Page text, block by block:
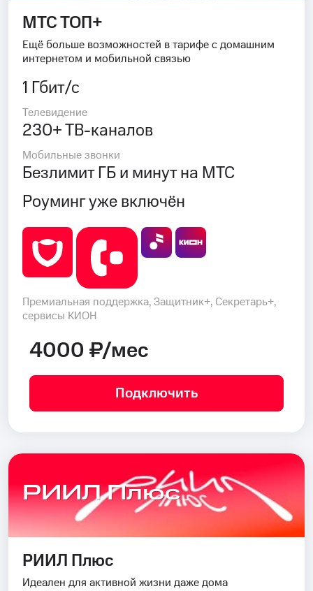
МТС ТОП+
Ещё больше возможностей в тарифе с домашним
интернетом и мобильной связью
1 Гбит/с
Телевидение
230+ ТВ-каналов
Мобильные звонки
Безлимит ГБ и минут на МТС
Роуминг уже включён
Премиальная поддержка, Защитник+, Секретарь+,
сервисы КИОН
4000 ₽/мес
Подключить
РИИЛ Плюс
РИИЛ Плюс
Идеален для активной жизни даже дома